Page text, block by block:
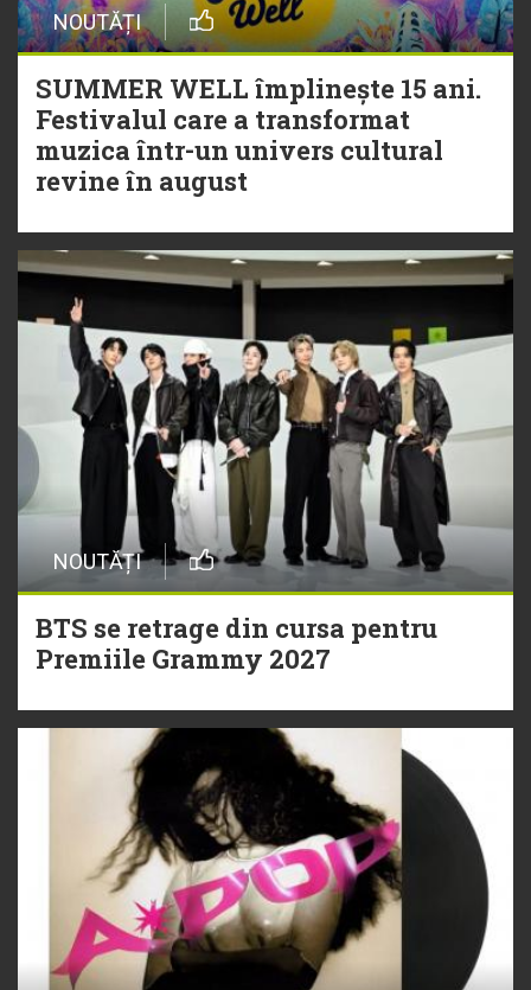
NOUTĂȚI
SUMMER WELL împlinește 15 ani.
Festivalul care a transformat
muzica într-un univers cultural
revine în august
NOUTĂȚI
BTS se retrage din cursa pentru
Premiile Grammy 2027